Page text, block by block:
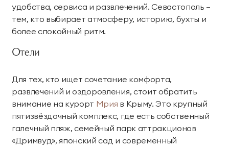
удобства, сервиса и развлечений. Севастополь —
тем, кто выбирает атмосферу, историю, бухты и
более спокойный ритм.
Отели
Для тех, кто ищет сочетание комфорта,
развлечений и оздоровления, стоит обратить
внимание на курорт Мрия в Крыму. Это крупный
пятизвёздочный комплекс, где есть собственный
галечный пляж, семейный парк аттракционов
«Дримвуд», японский сад и современный